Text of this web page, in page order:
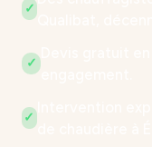
✓
✓
✓
de chaudière à